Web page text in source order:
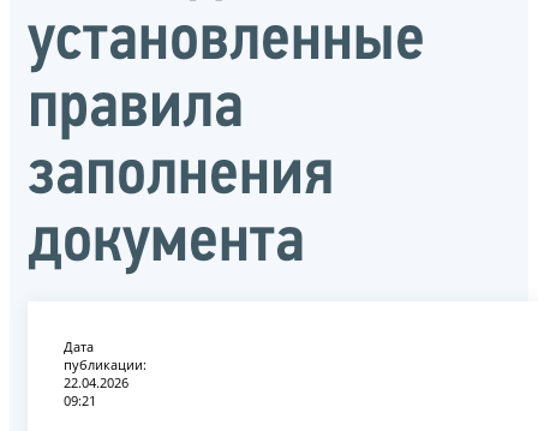
установленные
правила
заполнения
документа
Дата
публикации:
22.04.2026
09:21